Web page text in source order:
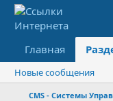
Главная
Новые сообщения
CMS - Системы